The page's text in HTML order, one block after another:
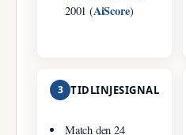
2001 (AiScore)
3 TIDLINJESIGNAL
Match den 24